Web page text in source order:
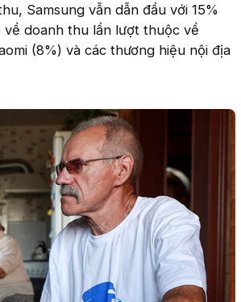
Samsung vẫn dẫn đầu với 15%
doanh thu lần lượt thuộc về
(8%) và các thương hiệu nội địa